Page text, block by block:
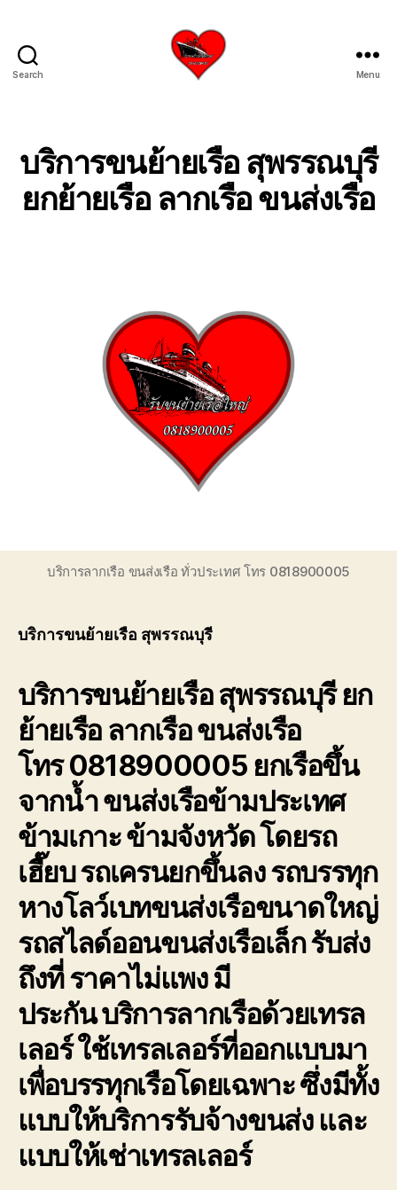
Search
ย้าย
เรือ
ใหญ่
เครน
ทะเล
โทร
0818900005
บริษัท
ของ
เรา
เชี่ยวชาญ
งาน
ขน
ตอบ
สะดวก
และ
ได้
มาตรฐาน
ระหว่าง
การ
ยก
ย้าย
การ
เดิน
ทาง
ขนส่ง
เรือ
ให้
ถึงที่
หมาย
Menu
บริการขนย้ายเรือ สุพรรณบุรี
ยกย้ายเรือ ลากเรือ ขนส่งเรือ
บริการลากเรือ ขนส่งเรือ ทั่วประเทศ โทร 0818900005
บริการขนย้ายเรือ สุพรรณบุรี
บริการขนย้ายเรือ สุพรรณบุรี ยก
ย้ายเรือ ลากเรือ ขนส่งเรือ
โทร 0818900005 ยกเรือขึ้น
จากน้ำ ขนส่งเรือข้ามประเทศ
ข้ามเกาะ ข้ามจังหวัด โดยรถ
เฮี๊ยบ รถเครนยกขึ้นลง รถบรรทุก
หางโลว์เบทขนส่งเรือขนาดใหญ่
รถสไลด์ออนขนส่งเรือเล็ก รับส่ง
ถึงที่ ราคาไม่แพง มี
ประกันบริการลากเรือด้วยเทรล
เลอร์ใช้เทรลเลอร์ที่ออกแบบมา
เพื่อบรรทุกเรือโดยเฉพาะ ซึ่งมีทั้ง
แบบให้บริการรับจ้างขนส่ง และ
แบบให้เช่าเทรลเลอร์